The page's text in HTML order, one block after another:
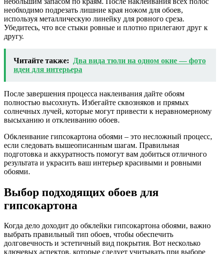
необходимо подрезать лишние края ножом для обоев,
используя металлическую линейку для ровного среза.
Убедитесь, что все стыки ровные и плотно прилегают друг к
другу.
Читайте также:
Два вида тюли на одном окне — фото
идеи для интерьера
После завершения процесса наклеивания дайте обоям
полностью высохнуть. Избегайте сквозняков и прямых
солнечных лучей, которые могут привести к неравномерному
высыханию и отклеиванию обоев.
Обклеивание гипсокартона обоями – это несложный процесс,
если следовать вышеописанным шагам. Правильная
подготовка и аккуратность помогут вам добиться отличного
результата и украсить ваш интерьер красивыми и ровными
обоями.
Выбор подходящих обоев для
гипсокартона
Когда дело доходит до обклейки гипсокартона обоями, важно
выбрать правильный тип обоев, чтобы обеспечить
долговечность и эстетичный вид покрытия. Вот несколько
ключевых аспектов, которые следует учитывать при выборе